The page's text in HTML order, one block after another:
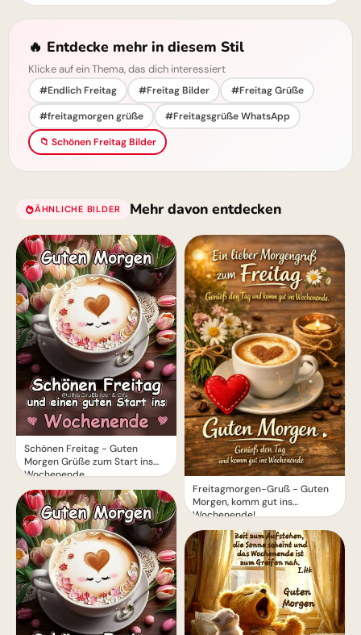
🔥 Entdecke mehr in diesem Stil
Klicke auf ein Thema, das dich interessiert
#Endlich Freitag #Freitag Bilder
#Freitag Grüße
#freitagmorgen grüße
#Freitagsgrüße WhatsApp
📁 Schönen Freitag Bilder
ÄHNLICHE BILDER Mehr davon entdecken
Schönen Freitag - Guten
Morgen Grüße zum Start ins
Wochenende
Freitagmorgen-Gruß - Guten
Morgen, komm gut ins
Wochenende!